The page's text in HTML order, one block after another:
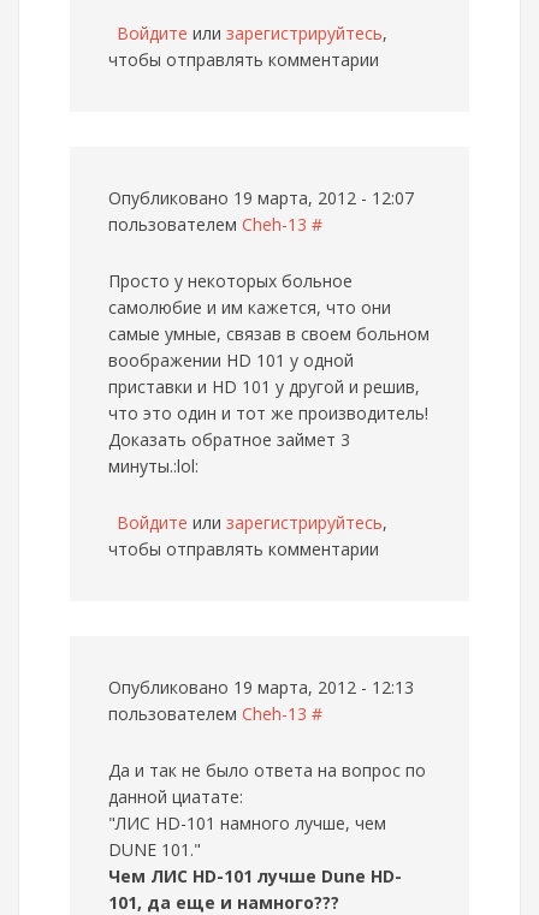
Войдите или зарегистрируйтесь,
чтобы отправлять комментарии
Опубликовано 19 марта, 2012 - 12:07
пользователем Cheh-13 #
Просто у некоторых больное
самолюбие и им кажется, что они
самые умные, связав в своем больном
воображении HD 101 у одной
приставки и HD 101 у другой и решив,
что это один и тот же производитель!
Доказать обратное займет 3
минуты.:lol:
Войдите или зарегистрируйтесь,
чтобы отправлять комментарии
Опубликовано 19 марта, 2012 - 12:13
пользователем Cheh-13 #
Да и так не было ответа на вопрос по
данной циатате:
"ЛИС HD-101 намного лучше, чем
DUNE 101."
Чем ЛИС HD-101 лучше Dune HD-
101, да еще и намного???